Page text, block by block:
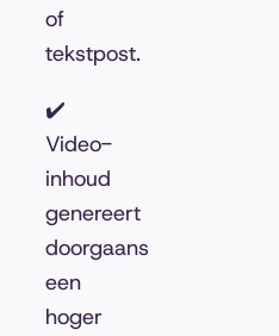
of
tekstpost.
✔️
Video-
inhoud
genereert
doorgaans
een
hoger